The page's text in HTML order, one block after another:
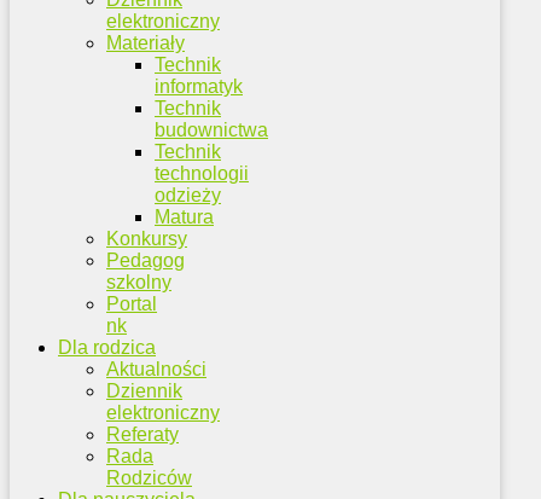
elektroniczny
Materiały
Technik
informatyk
Technik
budownictwa
Technik
technologii
odzieży
Matura
Konkursy
Pedagog
szkolny
Portal
nk
Dla rodzica
Aktualności
Dziennik
elektroniczny
Referaty
Rada
Rodziców